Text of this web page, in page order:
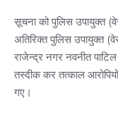
सूचना को पुलिस उपायुक्त
अतिरिक्त पुलिस उपायुक्त
राजेन्द्र नगर नवनीत
तस्दीक कर तत्काल आरोपियों
गए।